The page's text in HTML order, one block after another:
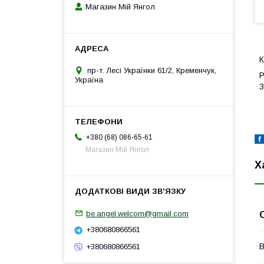
Магазин Мій Янгол
пр-т. Лесі Українки 61/2, Кременчук,
Україна
+380 (68) 086-65-61
Магазин Мій Янгол
be.angel.welcom@gmail.com
+380680866561
+380680866561